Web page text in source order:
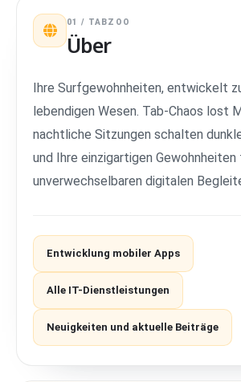
01 / TABZOO
Über
Ihre Surfgewohnheiten, entwickelt
lebendigen Wesen. Tab-Chaos lost
nachtliche Sitzungen schalten
und Ihre einzigartigen Gewohnheiten
unverwechselbaren digitalen
Entwicklung mobiler Apps
Alle IT-Dienstleistungen
Neuigkeiten und aktuelle Beiträge